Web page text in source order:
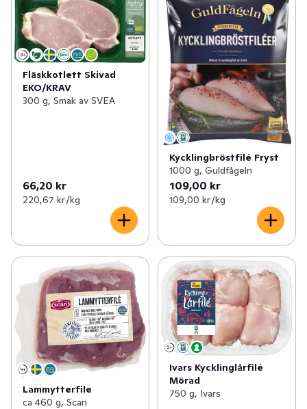
Fläskkotlett Skivad
EKO/KRAV
300 g, Smak av SVEA
66,20 kr
220,67 kr /kg
Kycklingbröstfilé Fryst
1000 g, Guldfågeln
109,00 kr
109,00 kr /kg
Lammytterfile
ca 460 g, Scan
Ivars Kycklinglårfilé
Mörad
750 g, Ivars